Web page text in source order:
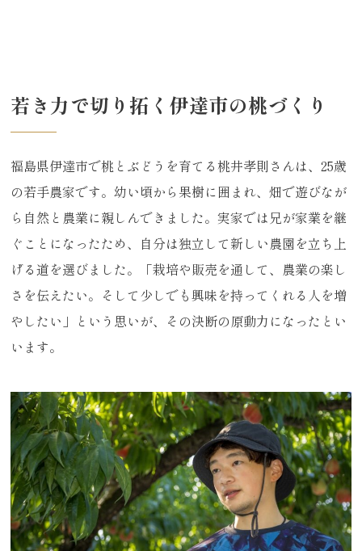
若き力で切り拓く伊達市の桃づくり
福島県伊達市で桃とぶどうを育てる桃井孝則さんは、25歳
の若手農家です。幼い頃から果樹に囲まれ、畑で遊びなが
ら自然と農業に親しんできました。実家では兄が家業を継
ぐことになったため、自分は独立して新しい農園を立ち上
げる道を選びました。「栽培や販売を通して、農業の楽し
さを伝えたい。そして少しでも興味を持ってくれる人を増
やしたい」という思いが、その決断の原動力になったとい
います。